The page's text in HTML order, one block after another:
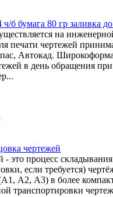
б бумага 80 гр заливка
на
печати чертежей
Автокад.
в день обращения при
чертежей
- это процесс
если требуется)
А2, А3) в более
транспортировки